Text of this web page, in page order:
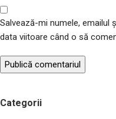
Salvează-mi numele, emailul
data viitoare când o să
Categorii